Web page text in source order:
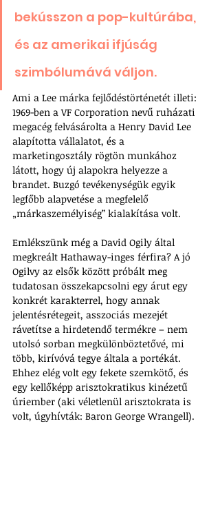
bekússzon a pop-kultúrába,
és az amerikai ifjúság
szimbólumává váljon.
Ami a Lee márka fejlődéstörténetét illeti:
1969-ben a VF Corporation nevű ruházati
megacég felvásárolta a Henry David Lee
alapította vállalatot, és a
marketingosztály rögtön munkához
látott, hogy új alapokra helyezze a
brandet. Buzgó tevékenységük egyik
legfőbb alapvetése a megfelelő
„márkaszemélyiség” kialakítása volt.
Emlékszünk még a David Ogily által
megkreált Hathaway-inges férfira? A jó
Ogilvy az elsők között próbált meg
tudatosan összekapcsolni egy árut egy
konkrét karakterrel, hogy annak
jelentésrétegeit, asszociás mezejét
rávetítse a hirdetendő termékre – nem
utolsó sorban megkülönböztetővé, mi
több, kirívóvá tegye általa a portékát.
Ehhez elég volt egy fekete szemkötő, és
egy kellőképp arisztokratikus kinézetű
úriember (aki véletlenül arisztokrata is
volt, úgyhívták: Baron George Wrangell).